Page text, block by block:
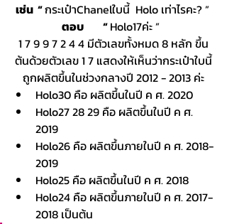
เช่น  “ กระเป๋าChanelใบนี้  Holo เท่าไรคะ? ”
ตอบ         “ Holo17ค่ะ ”
1 7 9 9 7 2 4 4 มีตัวเลขทั้งหมด 8 หลัก ขึ้น
ต้นด้วยตัวเลข 1 7 แสดงให้เห็นว่ากระเป๋าใบนี้
ถูกผลิตขึ้นในช่วงกลางปี 2012 - 2013 ค่ะ
Holo30 คือ ผลิตขึ้นในปี ค ศ. 2020
Holo27 28 29 คือ ผลิตขึ้นในปี ค ศ.
2019
Holo26 คือ ผลิตขึ้นภายในปี ค ศ. 2018-
2019
Holo25 คือ ผลิตขึ้นในปี ค ศ. 2018
Holo24 คือ ผลิตขึ้นภายในปี ค ศ. 2017-
2018 เป็นต้น